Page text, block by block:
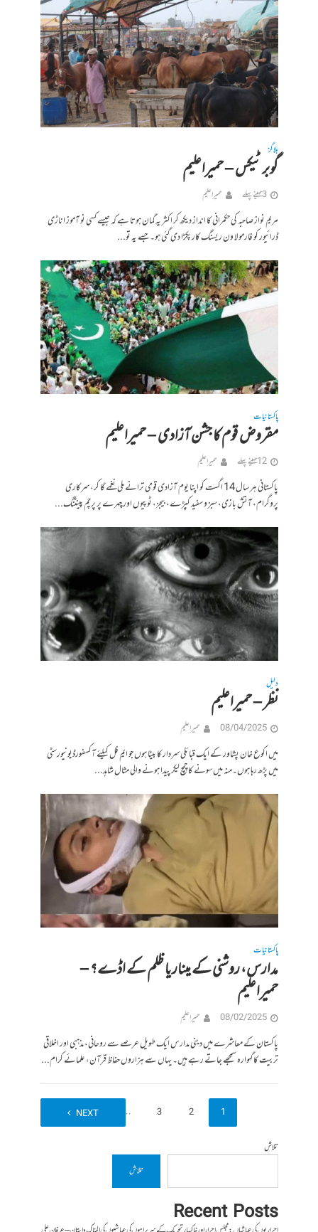
بلاگز
گوبر ٹیکس – حمیراعلیم
3 مہینے پہلے حمیرا علیم
مریم نواز صاحبہ کی حکمرانی کا انداز دیکھ کر اکثر یہ گمان ہوتا ہے کہ جیسے کسی نو آموز اناڑی
ڈرائیور کو فارمولا ون ریسنگ کار پکڑا دی گئی ہو۔ جسے یہ تو...
پاکستانیات
مقروض قوم کا جشن آزادی – حمیراعلیم
12 مہینے پہلے حمیرا علیم
پاکستانی ہر سال 14 اگست کو اپنا یوم آزادی قومی ترانے ملی نغمے گا کر، سرکاری
پروگرام، آتش بازی، سبز و سفید کپڑے، بیجز، ٹوپیوں اور چہرے پر پرچم پینٹنگ...
دلیل
نظر – حمیراعلیم
08/04/2025 حمیرا علیم
میں اکوع خان پشاور کے ایک قبائلی سردار کا بیٹا ہوں جو ایم فل کیلئے آکسفورڈیونیورسٹی
میں پڑھ رہا ہوں۔منہ میں سونے کا چمچ لیکر پیدا ہونے والی مثال شاہد...
پاکستانیات
مدارس، روشنی کے مینار یا ظلم کے اڈے؟ –
حمیراعلیم
08/02/2025 حمیرا علیم
پاکستان کے معاشرے میں دینی مدارس ایک طویل عرصے سے روحانی، مذہبی اور اخلاقی
تربیت کا گہوارہ سمجھے جاتے رہے ہیں۔ یہاں سے ہزاروں حفاظ قرآن، علمائے کرام...
1
2
3
…
7
NEXT
تلاش
تلاش
Recent Posts